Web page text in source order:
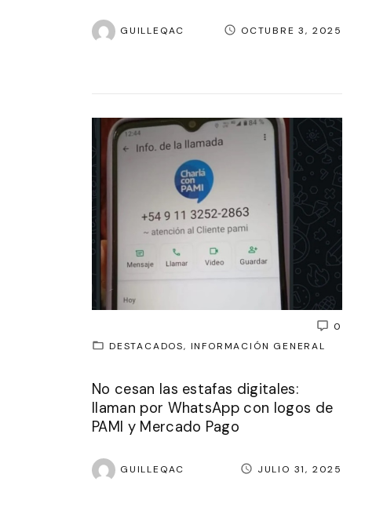
GUILLEQAC OCTUBRE 3, 2025
0
DESTACADOS INFORMACIÓN GENERAL
No cesan las estafas digitales:
llaman por WhatsApp con logos de
PAMI y Mercado Pago
GUILLEQAC JULIO 31, 2025